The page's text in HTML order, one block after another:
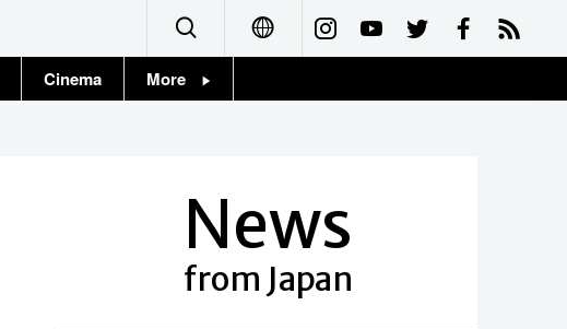
Français
Cinema More
News
from Japan